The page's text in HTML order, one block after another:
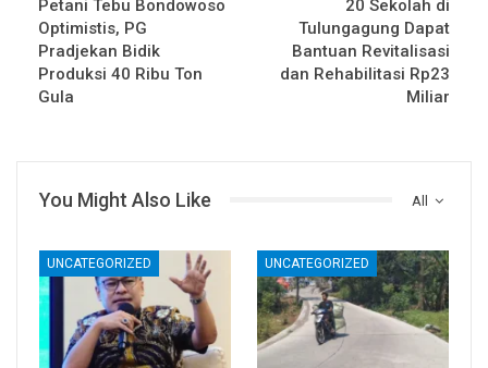
Petani Tebu Bondowoso
Optimistis, PG
Pradjekan Bidik
Produksi 40 Ribu Ton
Gula
20 Sekolah di
Tulungagung Dapat
Bantuan Revitalisasi
dan Rehabilitasi Rp23
Miliar
All
You Might Also Like
UNCATEGORIZED UNCATEGORIZED